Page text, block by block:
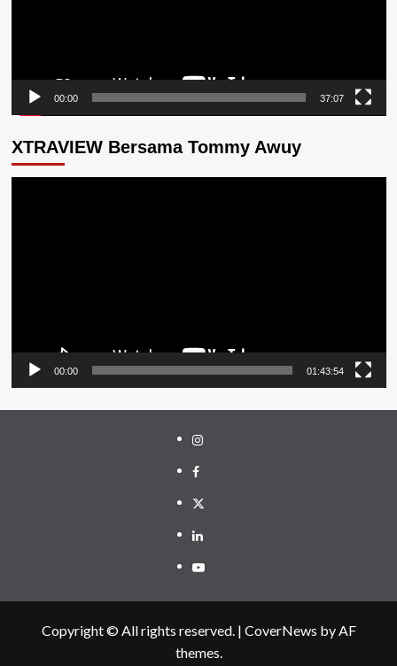
00:00 37:07
XTRAVIEW Bersama Tommy Awuy
00:00 01:43:54
Instagram
Facebook
Twitter
Linkedin
Youtube
Copyright © All rights reserved. | CoverNews by AF
themes.